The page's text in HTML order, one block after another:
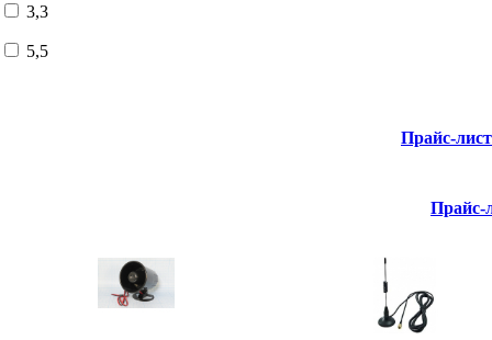
3,3
5,5
Прайс-
Прайс-